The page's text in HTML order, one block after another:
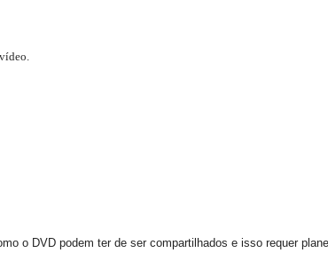
o DVD podem ter de ser compartilhados e isso requer